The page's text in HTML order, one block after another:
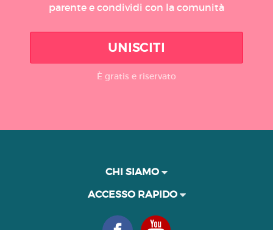
parente e condividi con la comunità
UNISCITI
È gratis e riservato
CHI SIAMO
ACCESSO RAPIDO